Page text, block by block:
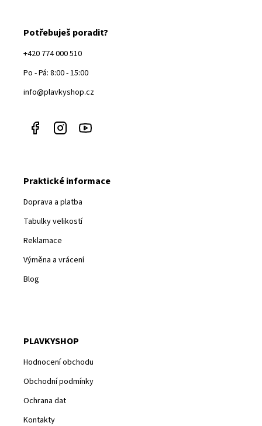
Potřebuješ poradit?
+420 774 000 510
Po - Pá: 8:00 - 15:00
info@plavkyshop.cz
Praktické informace
Doprava a platba
Tabulky velikostí
Reklamace
Výměna a vrácení
Blog
PLAVKYSHOP
Hodnocení obchodu
Obchodní podmínky
Ochrana dat
Kontakty